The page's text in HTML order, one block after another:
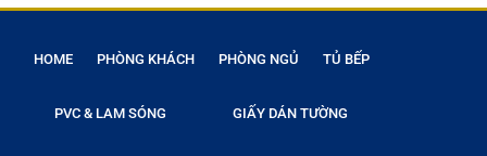
HOME PHÒNG KHÁCH PHÒNG NGỦ TỦ BẾP
PVC & LAM SÓNG GIẤY DÁN TƯỜNG